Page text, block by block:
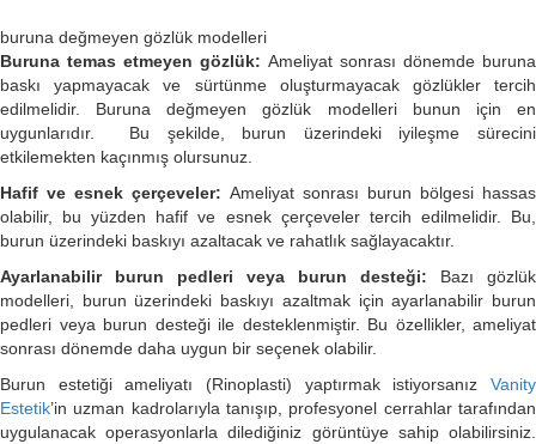
buruna değmeyen gözlük modelleri
Buruna temas etmeyen gözlük: Ameliyat sonrası dönemde buruna
baskı yapmayacak ve sürtünme oluşturmayacak gözlükler tercih
edilmelidir. Buruna değmeyen gözlük modelleri bunun için en
uygunlarıdır. Bu şekilde, burun üzerindeki iyileşme sürecini
etkilemekten kaçınmış olursunuz.
Hafif ve esnek çerçeveler: Ameliyat sonrası burun bölgesi hassas
olabilir, bu yüzden hafif ve esnek çerçeveler tercih edilmelidir. Bu,
burun üzerindeki baskıyı azaltacak ve rahatlık sağlayacaktır.
Ayarlanabilir burun pedleri veya burun desteği: Bazı gözlük
modelleri, burun üzerindeki baskıyı azaltmak için ayarlanabilir burun
pedleri veya burun desteği ile desteklenmiştir. Bu özellikler, ameliyat
sonrası dönemde daha uygun bir seçenek olabilir.
Burun estetiği ameliyatı (Rinoplasti) yaptırmak istiyorsanız Vanity
Estetik’in uzman kadrolarıyla tanışıp, profesyonel cerrahlar tarafından
uygulanacak operasyonlarla dilediğiniz görüntüye sahip olabilirsiniz.